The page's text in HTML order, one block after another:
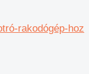
rakodógép-hoz